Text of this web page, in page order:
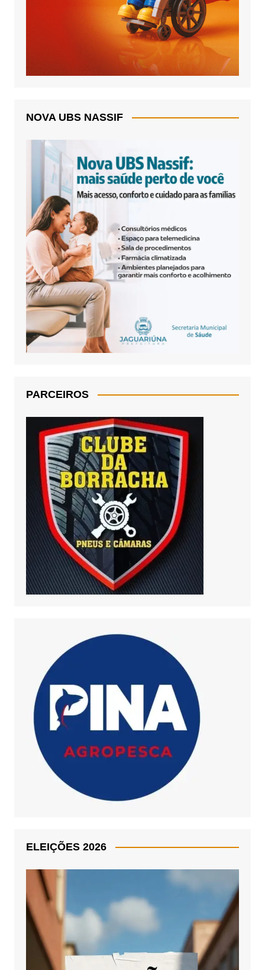
NOVA UBS NASSIF
PARCEIROS
ELEIÇÕES 2026